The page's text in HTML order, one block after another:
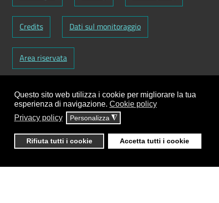
Questo sito web utilizza i cookie per migliorare la tua
esperienza di navigazione. Cookie policy
Privacy policy
Personalizza ◮
Rifiuta tutti i cookie Accetta tutti i cookie
Credits Dati sul monitoraggio
Area riservata
Codice Fiscale: 82000090751-Partita IVA:
01129720759-Codice Fatturazione elettronica:
UFY1HC
contenuti:Antonio Scrimitore
ClioCom© copyright 2018 - 2026 - Clio S.r.l. Lecce -